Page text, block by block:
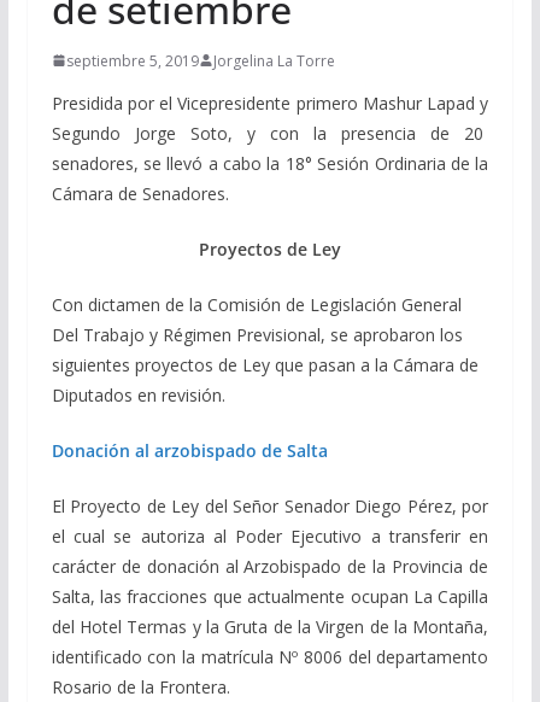
septiembre 5, 2019 Jorgelina La Torre
Presidida por el Vicepresidente primero Mashur Lapad y
Segundo Jorge Soto, y con la presencia de 20
senadores, se llevó a cabo la 18° Sesión Ordinaria de la
Cámara de Senadores.
Proyectos de Ley
Con dictamen de la Comisión de Legislación General
Del Trabajo y Régimen Previsional, se aprobaron los
siguientes proyectos de Ley que pasan a la Cámara de
Diputados en revisión.
Donación al arzobispado de Salta
El Proyecto de Ley del Señor Senador Diego Pérez, por
el cual se autoriza al Poder Ejecutivo a transferir en
carácter de donación al Arzobispado de la Provincia de
Salta, las fracciones que actualmente ocupan La Capilla
del Hotel Termas y la Gruta de la Virgen de la Montaña,
identificado con la matrícula Nº 8006 del departamento
Rosario de la Frontera.